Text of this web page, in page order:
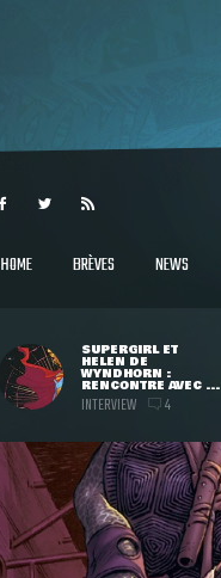
HOME BRÈVES NEWS
SUPERGIRL ET
HELEN DE
WYNDHORN :
RENCONTRE AVEC ...
INTERVIEW 4